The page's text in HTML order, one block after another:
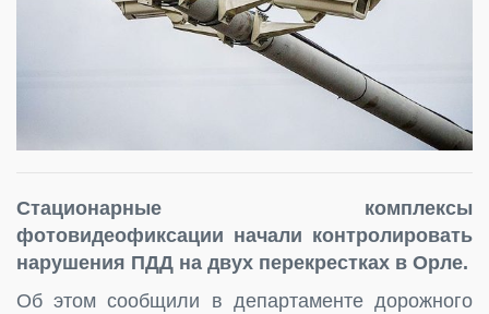
Стационарные комплексы
фотовидеофиксации начали контролировать
нарушения ПДД на двух перекрестках в Орле.
Об этом сообщили в департаменте дорожного